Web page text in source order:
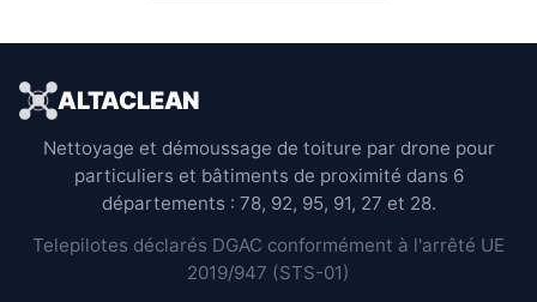
ALTACLEAN
Nettoyage et démoussage de toiture par drone pour
particuliers et bâtiments de proximité dans 6
départements : 78, 92, 95, 91, 27 et 28.
Telepilotes déclarés DGAC conformément à l'arrêté UE
2019/947 (STS-01)